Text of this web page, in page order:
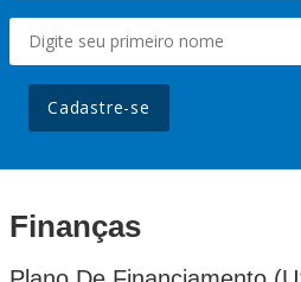
Cadastre-se
Finanças